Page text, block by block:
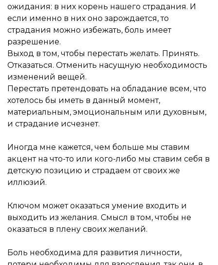
ожидания: в них корень нашего страдания. И
если именно в них оно зарождается, то
страдания можно избежать, боль имеет
разрешение.
Выход в том, чтобы перестать желать. Принять.
Отказаться. Отменить насущную необходимость
изменений вещей.
Перестать претендовать на обладание всем, что
хотелось бы иметь в данный момент,
материальным, эмоциональным или духовным,
и страдание исчезнет.
Иногда мне кажется, чем больше мы ставим
акцент на что-то или кого-либо мы ставим себя в
детскую позицию и страдаем от своих же
иллюзий.
Ключом может оказаться умение входить и
выходить из желания. Смысл в том, чтобы не
оказаться в плену своих желаний.
Боль необходима для развития личности,